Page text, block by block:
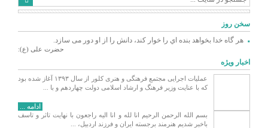
سخن روز
هر گاه خدا بخواهد بنده اي را خوار كند، دانش را از او دور می سازد.
حضرت علی (ع):
اخبار ویژه
عملیات اجرایی مجتمع فرهنگی و هنری کلور از سال ۱۳۹۳ آغاز شده بود
که با عنایت وزیر فرهنگ و ارشاد اسلامی دولت چهاردهم و با ...
ادامه ...
بسم الله الرحمن الرحیم انا لله و انا الیه راجعون با نهایت تاثر و تاسف
باخبر شدیم هنرمند برجسته ایران و فرزند اردبیل، ...